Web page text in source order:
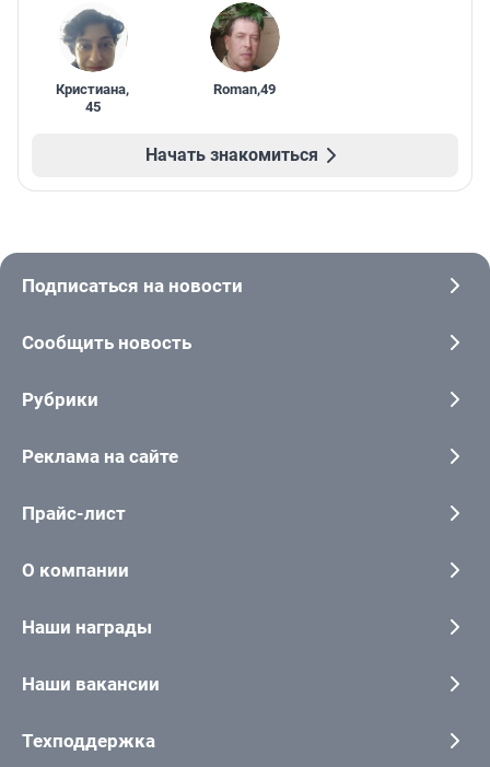
Кристиана,
45
Roman,49
Начать знакомиться
Подписаться на новости
Сообщить новость
Рубрики
Реклама на сайте
Прайс-лист
О компании
Наши награды
Наши вакансии
Техподдержка